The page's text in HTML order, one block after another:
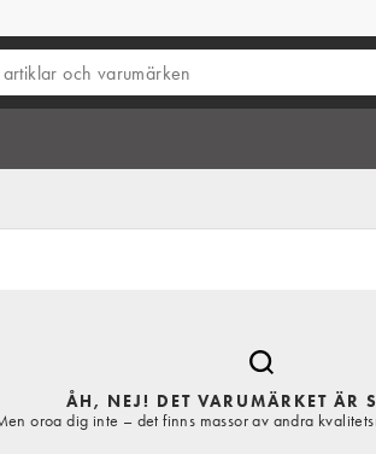
ÅH, NEJ! DET VARUMÄRKET ÄR
oroa dig inte – det finns massor av andra